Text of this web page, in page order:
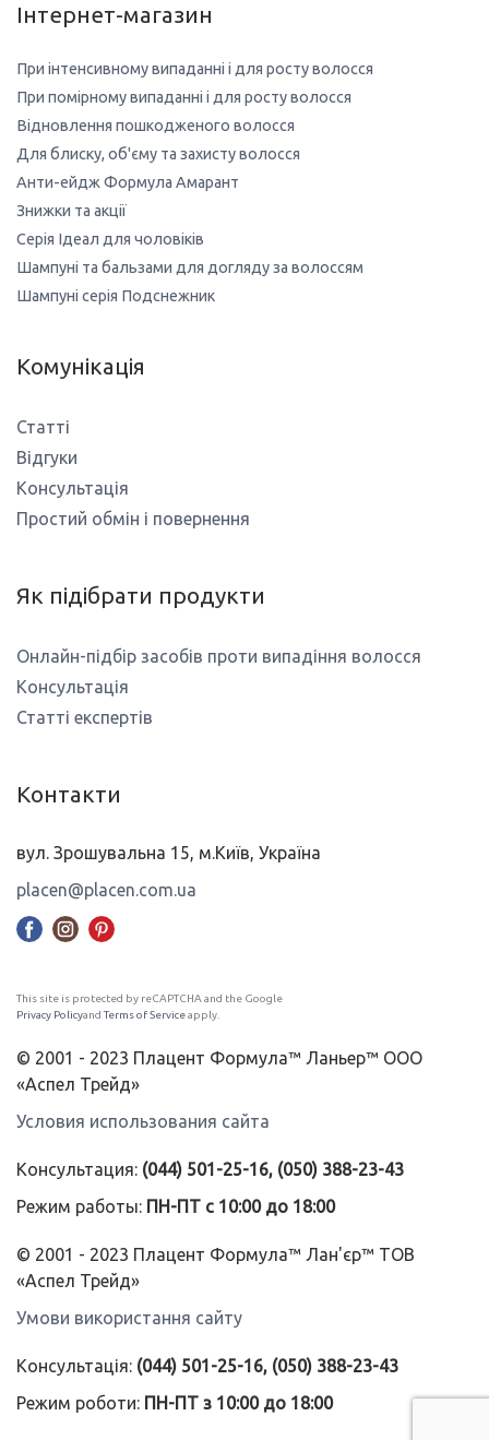
Інтернет-магазин
При інтенсивному випаданні і для росту волосся
При помірному випаданні і для росту волосся
Відновлення пошкодженого волосся
Для блиску, об'єму та захисту волосся
Анти-ейдж Формула Амарант
Знижки та акції
Серія Ідеал для чоловіків
Шампуні та бальзами для догляду за волоссям
Шампуні серія Подснежник
Комунікація
Статті
Відгуки
Консультація
Простий обмін і повернення
Як підібрати продукти
Онлайн-підбір засобів проти випадіння волосся
Консультація
Статті експертів
Контакти
вул. Зрошувальна 15, м.Київ, Україна
placen@placen.com.ua
This site is protected by reCAPTCHA and the Google
Privacy Policyand Terms of Serviceapply.
© 2001 - 2023 Плацент Формула™ Ланьер™ ООО
«Аспел Трейд»
Условия использования сайта
Консультация: (044) 501-25-16, (050) 388-23-43
Режим работы: ПН-ПТ с 10:00 до 18:00
© 2001 - 2023 Плацент Формула™ Лан'єр™ ТОВ
«Аспел Трейд»
Умови використання сайту
Консультація: (044) 501-25-16, (050) 388-23-43
Режим роботи: ПН-ПТ з 10:00 до 18:00